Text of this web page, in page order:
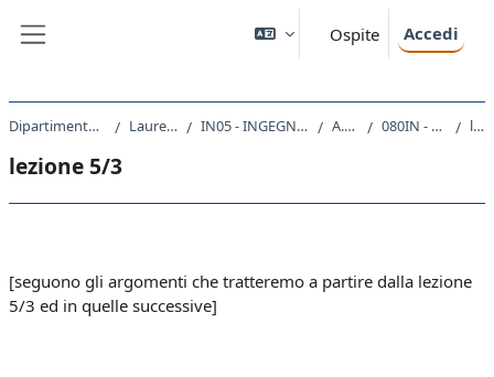
Ospite Accedi
Dipartimento di Ingegneria e Architettura Laurea triennale (DM270) IN05 - INGEGNERIA ELETTRONICA E INFORMATICA A.A. 2020 - 2021 080IN - SISTEMI OPERATIVI 2020 lezione 5/3
lezione 5/3
[seguono gli argomenti che tratteremo a partire dalla lezione
5/3 ed in quelle successive]